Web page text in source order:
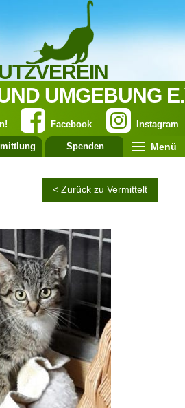
UMGEBUNG
Instagram
Facebook
Spenden Menü
< Zurück zu Vermittelt